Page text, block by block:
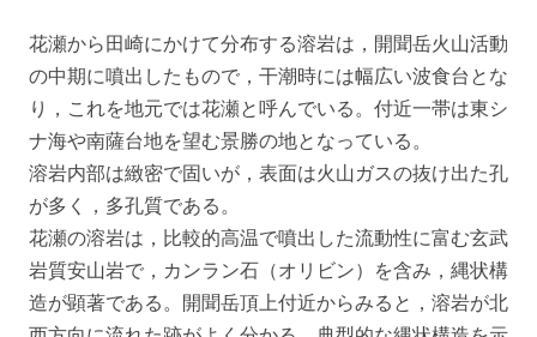
花瀬から田崎にかけて分布する溶岩は，開聞岳火山活動
の中期に噴出したもので，干潮時には幅広い波食台とな
り，これを地元では花瀬と呼んでいる。付近一帯は東シ
ナ海や南薩台地を望む景勝の地となっている。
溶岩内部は緻密で固いが，表面は火山ガスの抜け出た孔
が多く，多孔質である。
花瀬の溶岩は，比較的高温で噴出した流動性に富む玄武
岩質安山岩で，カンラン石（オリビン）を含み，縄状構
造が顕著である。開聞岳頂上付近からみると，溶岩が北